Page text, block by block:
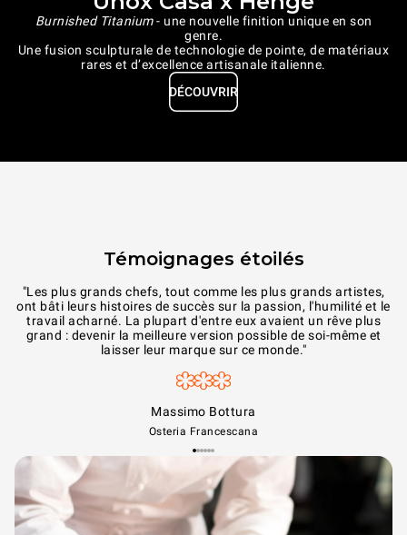
Burnished Titanium- une nouvelle finition unique en son
genre.
Une fusion sculpturale de technologie de pointe, de matériaux
rares et d’excellence artisanale italienne.
DÉCOUVRIR
Témoignages étoilés
"Les plus grands chefs, tout comme les plus grands artistes,
ont bâti leurs histoires de succès sur la passion, l'humilité et le
travail acharné. La plupart d'entre eux avaient un rêve plus
grand : devenir la meilleure version possible de soi-même et
laisser leur marque sur ce monde."
Massimo Bottura
Osteria Francescana